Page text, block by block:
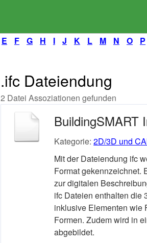
E F G H I J K L M N O P
.ifc Dateiendung
2 Datei Assoziationen gefunden
BuildingSMART
Kategorie:2D/3D und
Mit der Dateiendung ifc
Format gekennzeichnet.
zur digitalen
ifc Dateien enthalten die
inklusive Elementen wie
Formen. Zudem wird in
abgebildet.